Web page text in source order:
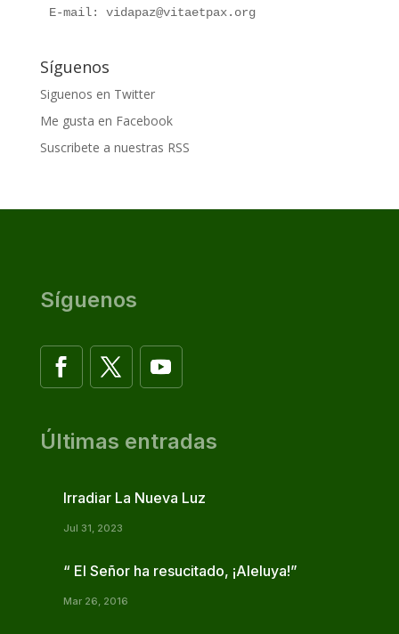
E-mail: vidapaz@vitaetpax.org
Síguenos
Siguenos en Twitter
Me gusta en Facebook
Suscribete a nuestras RSS
Síguenos
Últimas entradas
Irradiar La Nueva Luz
Jul 31, 2023
“ El Señor ha resucitado, ¡Aleluya!”
Mar 26, 2016